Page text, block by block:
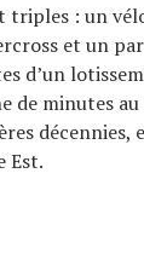
: un
et un
d’un
de minutes
décennies,
Est.